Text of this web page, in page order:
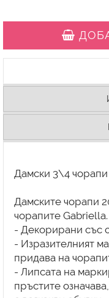
Дамски 3\4 чорапи
Дамските чорапи
чорапите Gabriella.
- Декорирани със
- Изразителният
придава на
- Липсата на
пръстите